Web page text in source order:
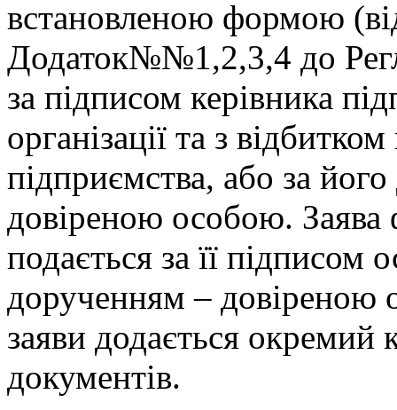
встановленою формою
Додаток№№1,2,3,4 до
за підписом керівника
організації та з
підприємства, або за
довіреною особою. Заява
подається за її підписом
дорученням – довіреною
заяви додається окремий
документів.